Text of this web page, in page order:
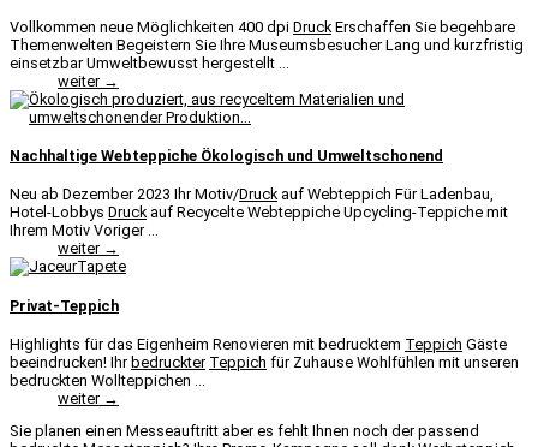
Vollkommen neue Möglichkeiten 400 dpi Druck Erschaffen Sie begehbare
Themenwelten Begeistern Sie Ihre Museumsbesucher Lang und kurzfristig
einsetzbar Umweltbewusst hergestellt ...
weiter →
Nachhaltige Webteppiche Ökologisch und Umweltschonend
Neu ab Dezember 2023 Ihr Motiv/Druck auf Webteppich Für Ladenbau,
Hotel-Lobbys Druck auf Recycelte Webteppiche Upcycling-Teppiche mit
Ihrem Motiv Voriger ...
weiter →
Privat-Teppich
Highlights für das Eigenheim Renovieren mit bedrucktem Teppich Gäste
beeindrucken! Ihr bedruckter Teppich für Zuhause Wohlfühlen mit unseren
bedruckten Wollteppichen ...
weiter →
Sie planen einen Messeauftritt aber es fehlt Ihnen noch der passend